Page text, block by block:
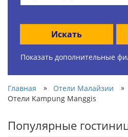
Искать
Показать дополнительные
Главная » Отели Малайзии
»
Отели Kampung Manggis
Популярные